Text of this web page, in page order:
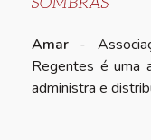
Amar -
Regentes é uma
administra e